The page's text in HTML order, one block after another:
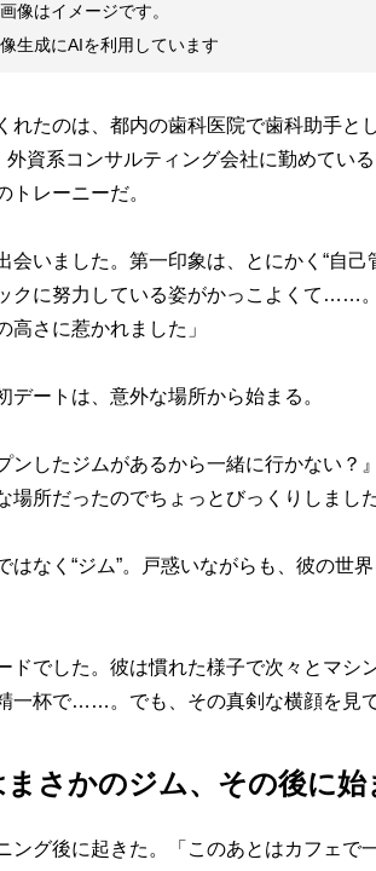
像はイメージです。
生成にAIを利用しています
たのは、都内の歯科医院で歯科助手と
資系コンサルティング会社に勤めてい
トレーニーだ。
会いました。第一印象は、とにかく“自
クに努力している姿がかっこよくて……
高さに惹かれました」
ートは、意外な場所から始まる。
ンしたジムがあるから一緒に行かない
場所だったのでちょっとびっくりしました
なく“ジム”。戸惑いながらも、彼の世
ドでした。彼は慣れた様子で次々とマ
一杯で……。でも、その真剣な横顔を見
さかのジム、その後に
グ後に起きた。「このあとはカフェで